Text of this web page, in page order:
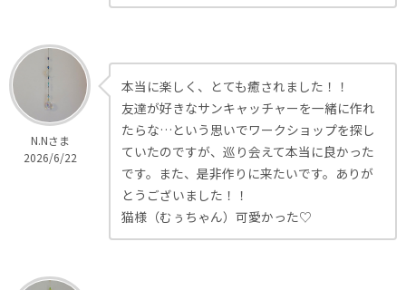
N.Nさま
2026/6/22
本当に楽しく、とても癒されました！！
友達が好きなサンキャッチャーを一緒に作れ
たらな…という思いでワークショップを探し
ていたのですが、巡り会えて本当に良かった
です。また、是非作りに来たいです。ありが
とうございました！！
猫様（むぅちゃん）可愛かった♡